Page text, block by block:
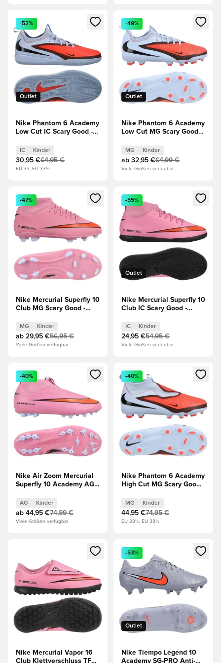
Öffnet ein neues Fenster zum Anmelden oder Registrieren
Outlet
-52%
Nike Phantom 6 Academy
Low Cut IC Scary Good -
IC Kinder
30,95 €64,95 €
EU 33, EU 33½
Öffnet ein neues Fenster
Outlet
-49%
Nike Phantom 6 Academy
Low Cut MG Scary Good -
MG Kinder
ab 32,95 €64,99 €
Viele Größen verfügbar
Öffnet ein neues Fenster zum Anmelden oder Registrieren
-47%
Nike Mercurial Superfly 10
Club MG Scary Good -
Flamingo/Schwarz/Total
Crimson Kinder
MG Kinder
ab 29,95 €56,95 €
Viele Größen verfügbar
Öffnet ein neues Fenster
Outlet
-55%
Nike Mercurial Superfly 10
Club IC Scary Good -
Flamingo/Schwarz/Total
Crimson Kinder
IC Kinder
24,95 €54,95 €
Viele Größen verfügbar
Öffnet ein neues Fenster zum Anmelden oder Registrieren
-40%
Nike Air Zoom Mercurial
Superfly 10 Academy AG
Flamingo/Schwarz/Total
Crimson Kinder
AG Kinder
ab 44,95 €74,99 €
Viele Größen verfügbar
Öffnet ein neues Fenster
-40%
Nike Phantom 6 Academy
High Cut MG Scary Good -
MG Kinder
44,95 €74,95 €
EU 33½, EU 38½
Öffnet ein neues Fenster zum Anmelden oder Registrieren
Nike Mercurial Vapor 16
Club Klettverschluss TF
Öffnet ein neues Fenster
Outlet
-53%
Nike Tiempo Legend 10
Academy SG-PRO Anti-